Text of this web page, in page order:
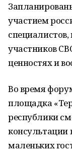
участием
участников
ценностях и
Во время
площадка
республики
консультации
маленьких